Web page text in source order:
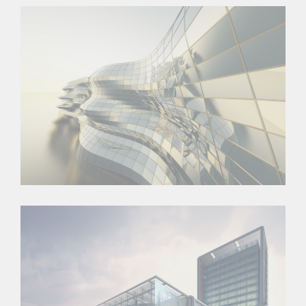
Danish Modernity
West Shinjuku